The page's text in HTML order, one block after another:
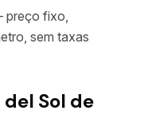
fixo,
sem taxas
Sol de